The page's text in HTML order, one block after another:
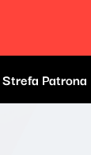
Strefa Patrona